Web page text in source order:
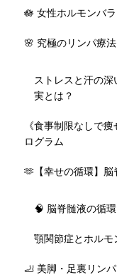
🪷 女性ホルモンバ
🌸 究極のリンパ療
ストレスと汗の
実とは？
《食事制限なしで
ログラム
🫶【幸せの循環】
🧠 脳脊髄液の循
顎関節症とホルモ
🦶 美脚・足裏リン